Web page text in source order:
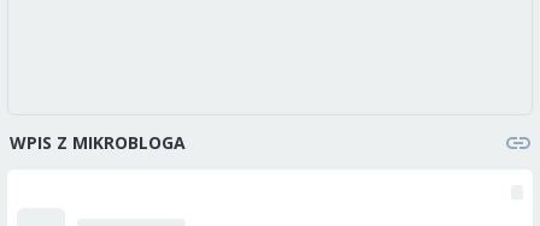
WPIS Z MIKROBLOGA